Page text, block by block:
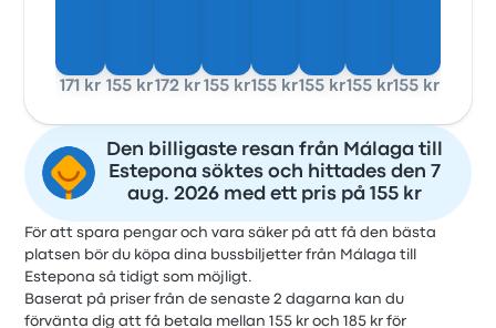
171 kr 155 kr172 kr 155 kr155 kr155 kr155 kr155 kr
Den billigaste resan från Málaga till
Estepona söktes och hittades den 7
aug. 2026 med ett pris på 155 kr
För att spara pengar och vara säker på att få den bästa
platsen bör du köpa dina bussbiljetter från Málaga till
Estepona så tidigt som möjligt.
Baserat på priser från de senaste 2 dagarna kan du
förvänta dig att få betala mellan 155 kr och 185 kr för